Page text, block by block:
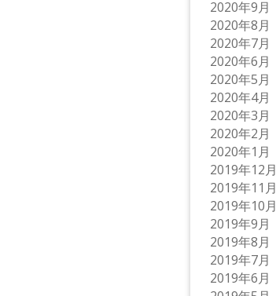
2020年9月
2020年8月
2020年7月
2020年6月
2020年5月
2020年4月
2020年3月
2020年2月
2020年1月
2019年12月
2019年11月
2019年10月
2019年9月
2019年8月
2019年7月
2019年6月